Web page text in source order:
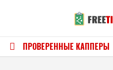
ПРОВЕРЕННЫЕ КАППЕРЫ